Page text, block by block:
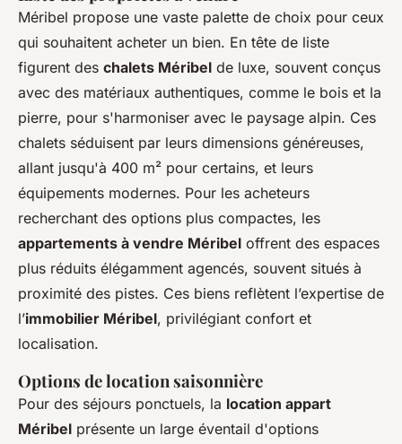
Méribel propose une vaste palette de choix pour ceux
qui souhaitent acheter un bien. En tête de liste
figurent des chalets Méribel de luxe, souvent conçus
avec des matériaux authentiques, comme le bois et la
pierre, pour s'harmoniser avec le paysage alpin. Ces
chalets séduisent par leurs dimensions généreuses,
allant jusqu'à 400 m² pour certains, et leurs
équipements modernes. Pour les acheteurs
recherchant des options plus compactes, les
appartements à vendre Méribel offrent des espaces
plus réduits élégamment agencés, souvent situés à
proximité des pistes. Ces biens reflètent l’expertise de
l’immobilier Méribel, privilégiant confort et
localisation.
Options de location saisonnière
Pour des séjours ponctuels, la location appart
Méribel présente un large éventail d'options